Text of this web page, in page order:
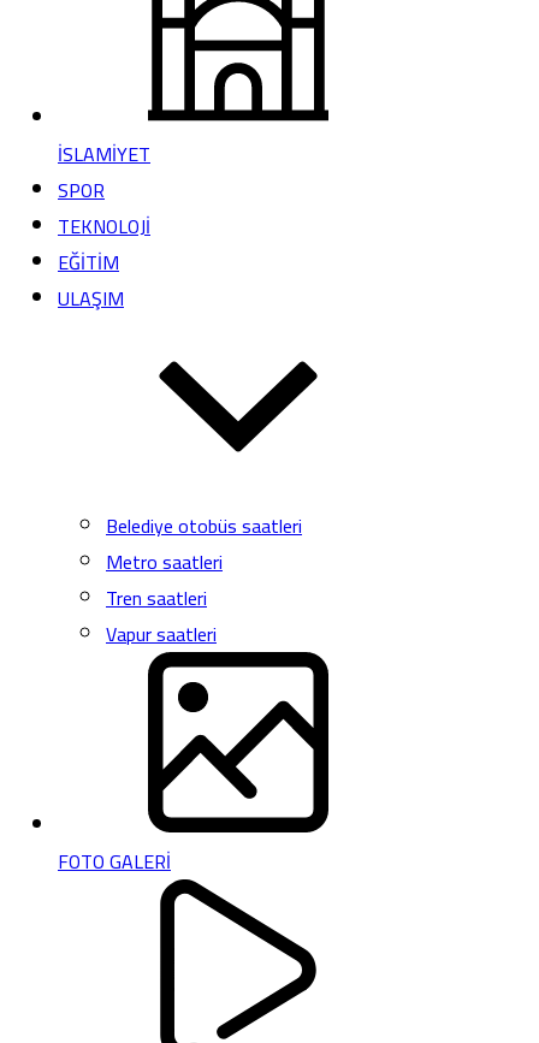
İSLAMİYET
SPOR
TEKNOLOJİ
EĞİTİM
ULAŞIM
Belediye otobüs saatleri
Metro saatleri
Tren saatleri
Vapur saatleri
FOTO GALERİ